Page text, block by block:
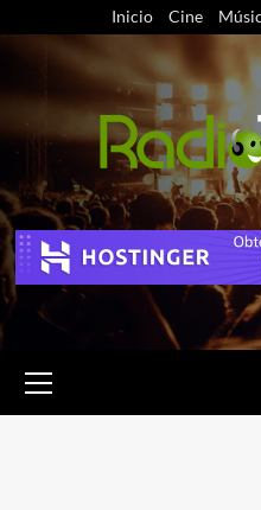
contenido
Inicio Cine
primario